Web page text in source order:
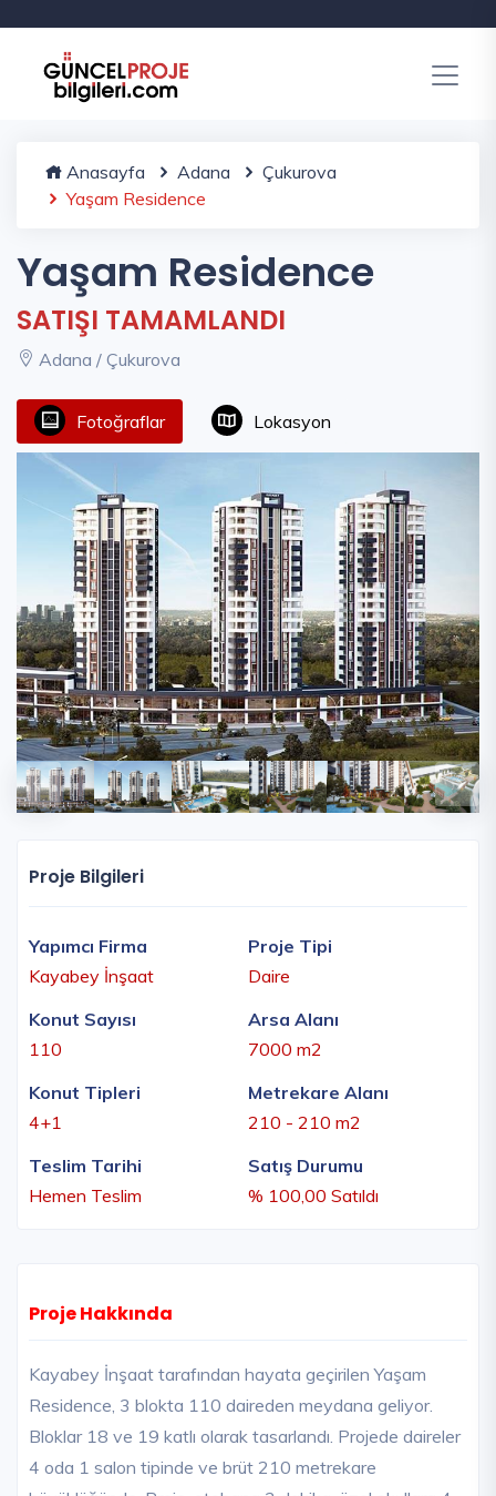
Anasayfa Adana
Çukurova
Yaşam Residence
Yaşam Residence
SATIŞI TAMAMLANDI
Adana / Çukurova
Fotoğraflar Lokasyon
Proje Bilgileri
Yapımcı Firma
Kayabey İnşaat
Proje Tipi
Daire
Konut Sayısı
110
Arsa Alanı
7000 m2
Konut Tipleri
4+1
Metrekare Alanı
210 - 210 m2
Teslim Tarihi
Hemen Teslim
Satış Durumu
% 100,00 Satıldı
Proje Hakkında
Kayabey İnşaat tarafından hayata geçirilen Yaşam
Residence, 3 blokta 110 daireden meydana geliyor.
Bloklar 18 ve 19 katlı olarak tasarlandı. Projede daireler
4 oda 1 salon tipinde ve brüt 210 metrekare